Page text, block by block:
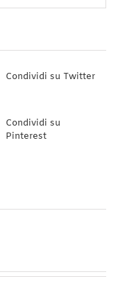
Condividi su Twitter
Condividi su
Pinterest